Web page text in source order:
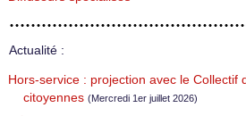
Actualité :
Hors-service : projection avec le Collectif
citoyennes (Mercredi 1er juillet 2026)